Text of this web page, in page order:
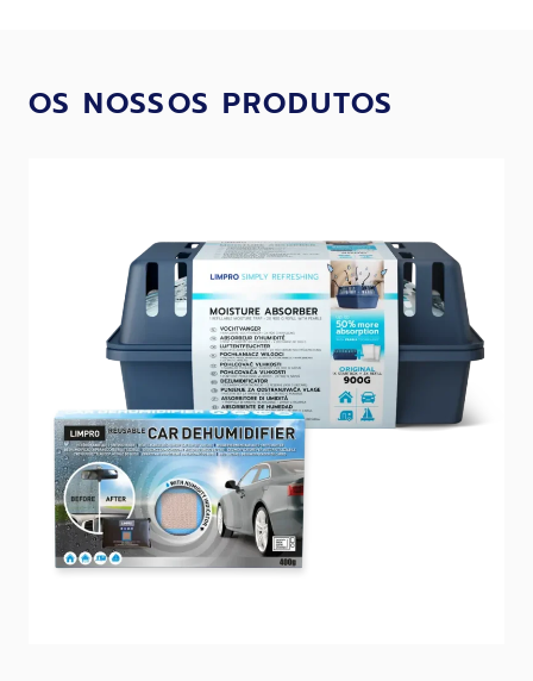
OS NOSSOS PRODUTOS